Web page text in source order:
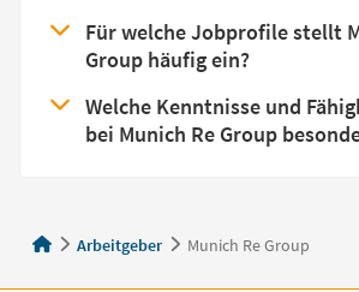
Für welche Jobprofile stellt
Group häufig ein?
Welche Kenntnisse und
bei Munich Re Group
Arbeitgeber Munich Re Group